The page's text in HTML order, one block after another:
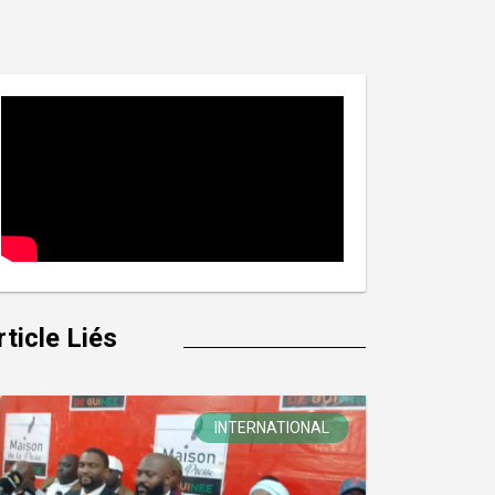
Liés
INTERNATIONAL